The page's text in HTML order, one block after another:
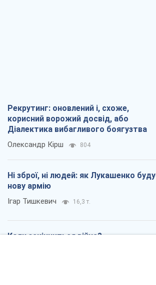
Рекрутинг: оновлений і, схоже,
корисний ворожий досвід, або
Діалектика вибагливого боягузтва
Олександр Кірш 804
Ні зброї, ні людей: як Лукашенко
нову армію
Ігар Тишкевич 16,3 т.
Коли закінчиться війна?